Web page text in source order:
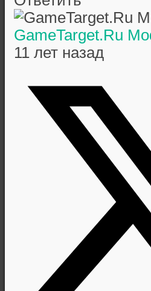
GameTarget.Ru
11 лет назад